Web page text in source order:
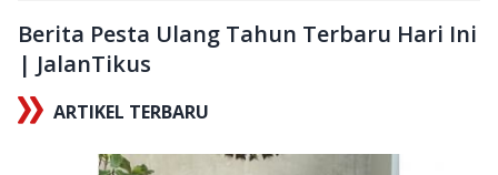
Berita Pesta Ulang Tahun Terbaru Hari Ini
| JalanTikus
ARTIKEL TERBARU